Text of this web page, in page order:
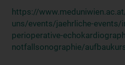
https://
uns/events/jaehrliche-events/
perioperative-
notfallsonographie/